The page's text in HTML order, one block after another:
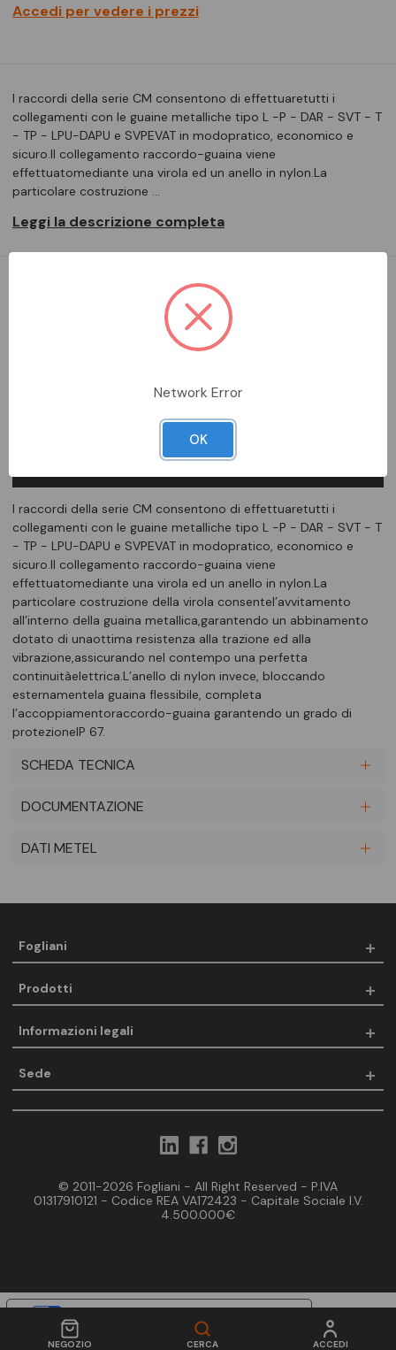
NEGOZIO CERCA ACCEDI
Accedi per vedere i prezzi
I raccordi della serie CM consentono di effettuaretutti i
collegamenti con le guaine metalliche tipo L -P - DAR - SVT - T
- TP - LPU-DAPU e SVPEVAT in modopratico, economico e
sicuro.Il collegamento raccordo-guaina viene
effettuatomediante una virola ed un anello in nylon.La
particolare costruzione …
Leggi la descrizione completa
Aggiungi alla comparazione
I raccordi della serie CM consentono di effettuaretutti i
collegamenti con le guaine metalliche tipo L -P - DAR - SVT - T
- TP - LPU-DAPU e SVPEVAT in modopratico, economico e
sicuro.Il collegamento raccordo-guaina viene
effettuatomediante una virola ed un anello in nylon.La
particolare costruzione della virola consentel’avvitamento
all’interno della guaina metallica,garantendo un abbinamento
dotato di unaottima resistenza alla trazione ed alla
vibrazione,assicurando nel contempo una perfetta
continuitàelettrica.L’anello di nylon invece, bloccando
esternamentela guaina flessibile, completa
l’accoppiamentoraccordo-guaina garantendo un grado di
protezioneIP 67.
SCHEDA TECNICA
DOCUMENTAZIONE
DATI METEL
Fogliani
Prodotti
Informazioni legali
Sede
© 2011-2026 Fogliani - All Right Reserved - P.IVA
01317910121 - Codice REA VA172423 - Capitale Sociale I.V.
4.500.000€
Informativa sulla raccolta
Network Error
OK